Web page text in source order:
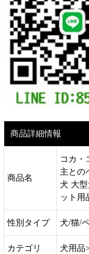
商品詳細情報
商品名
コカ・
主との
犬 大
ット用
性別タイプ 犬/猫/
カテゴリ 犬用品